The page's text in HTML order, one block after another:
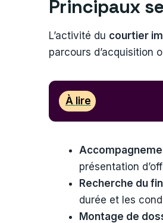
Principaux
L’activité du courtier
parcours d’acquisition
À lire
présentation
Recherche du
durée et les
Montage de